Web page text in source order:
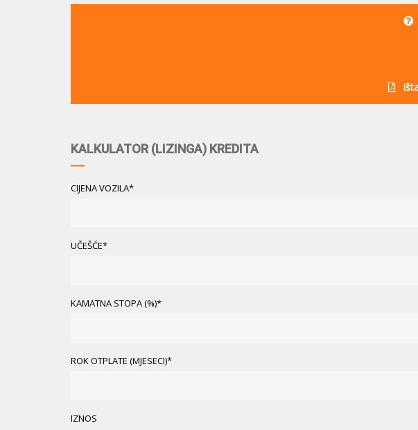
KALKULATOR (LIZINGA) KREDITA
CIJENA VOZILA*
UČEŠĆE*
KAMATNA STOPA (%)*
ROK OTPLATE (MJESECI)*
IZNOS